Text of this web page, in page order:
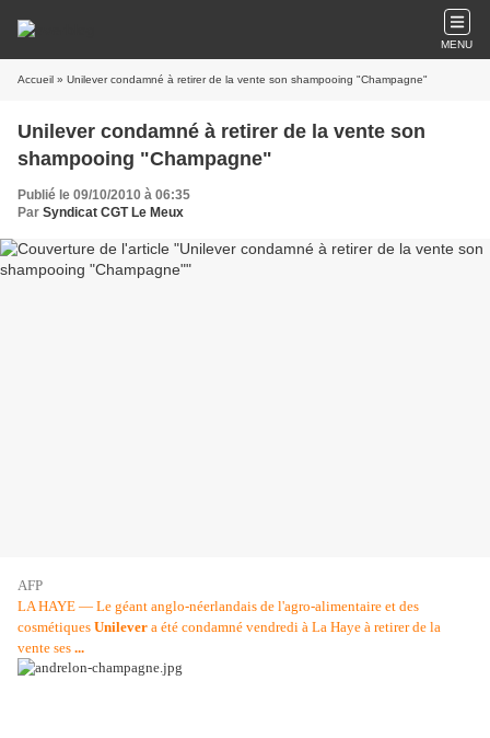
MENU
Accueil » Unilever condamné à retirer de la vente son shampooing "Champagne"
Unilever condamné à retirer de la vente son
shampooing "Champagne"
Publié le 09/10/2010 à 06:35
Par Syndicat CGT Le Meux
AFP
LA HAYE — Le géant anglo-néerlandais de l'agro-alimentaire et des
cosmétiques Unilever a été condamné vendredi à La Haye à retirer de la
vente ses ...